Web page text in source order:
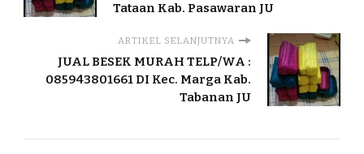
Tataan Kab. Pasawaran JU
ARTIKEL SELANJUTNYA
JUAL BESEK MURAH TELP/WA :
085943801661 DI Kec. Marga Kab.
Tabanan JU